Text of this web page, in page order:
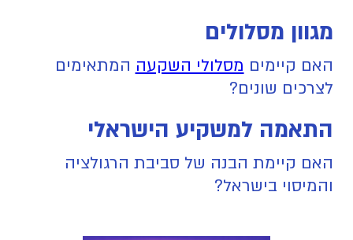
מגוון מסלולים
האם קיימים מסלולי השקעה המתאימים
לצרכים שונים?
התאמה למשקיע הישראלי
האם קיימת הבנה של סביבת הרגולציה
והמיסוי בישראל?